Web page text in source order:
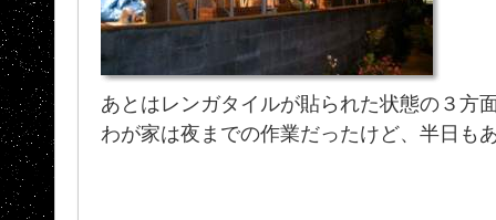
あとはレンガタイルが貼られた状態の３方
わが家は夜までの作業だったけど、半日も